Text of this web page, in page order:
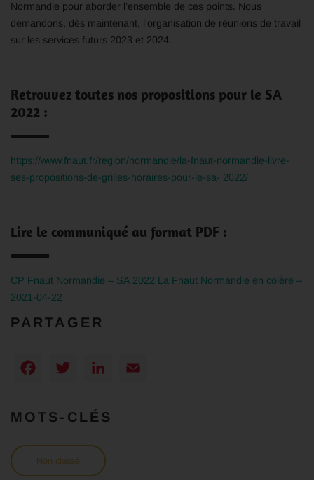
Normandie pour aborder l’ensemble de ces points. Nous
demandons, dès maintenant, l’organisation de réunions de travail
sur les services futurs 2023 et 2024.
Retrouvez toutes nos propositions pour le SA
2022 :
https://www.fnaut.fr/region/normandie/la-fnaut-normandie-livre-
ses-propositions-de-grilles-horaires-pour-le-sa- 2022/
Lire le communiqué au format PDF :
CP Fnaut Normandie – SA 2022 La Fnaut Normandie en colère –
2021-04-22
PARTAGER
Facebook
TwitterLinkedIn
MOTS-CLÉS
Non classé